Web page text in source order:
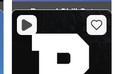
Record Chill-Out